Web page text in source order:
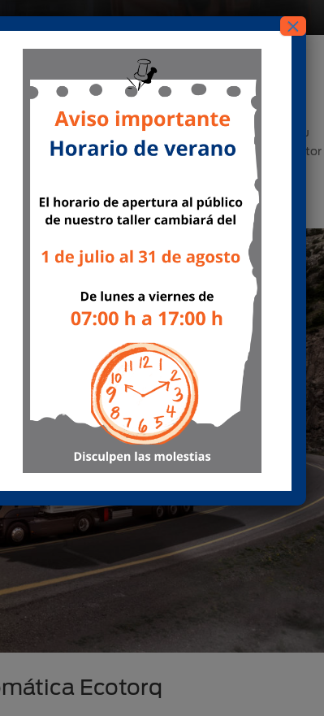
gama F-LINE
aprovechó la celebración de Solutrans para lanzar su
limitada del F-MAX, el Select, y un innovador motor
Ecotorq
×